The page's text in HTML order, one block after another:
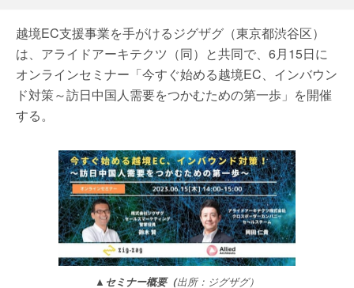
越境EC支援事業を手がけるジグザグ（東京都渋谷区）
は、アライドアーキテクツ（同）と共同で、6月15日に
オンラインセミナー「今すぐ始める越境EC、インバウン
ド対策～訪日中国人需要をつかむための第一歩」を開催
する。
▲セミナー概要（出所：ジグザグ）